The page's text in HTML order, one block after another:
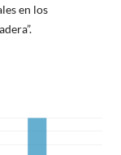
en los